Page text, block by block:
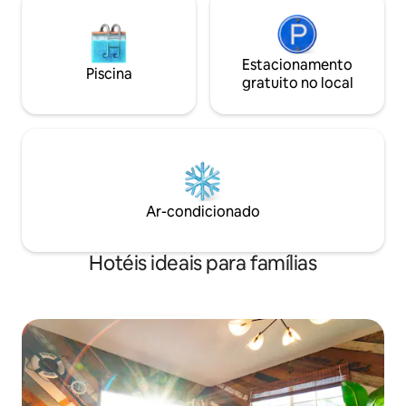
Piscina
Estacionamento
gratuito no local
Ar-condicionado
Hotéis ideais para famílias